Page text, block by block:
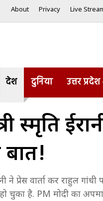
About Privacy Live
देश दुनिया उत्तर प्रदेश
स्मृति
ने प्रेस वार्ता कर राहुल
चुका है. PM मोदी का